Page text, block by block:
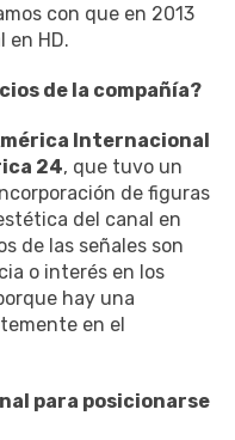
con que en 2013
en HD.
de la compañía?
Internacional
24, que tuvo un
de figuras
del canal en
de las señales son
o interés en los
hay una
en el
para posicionarse